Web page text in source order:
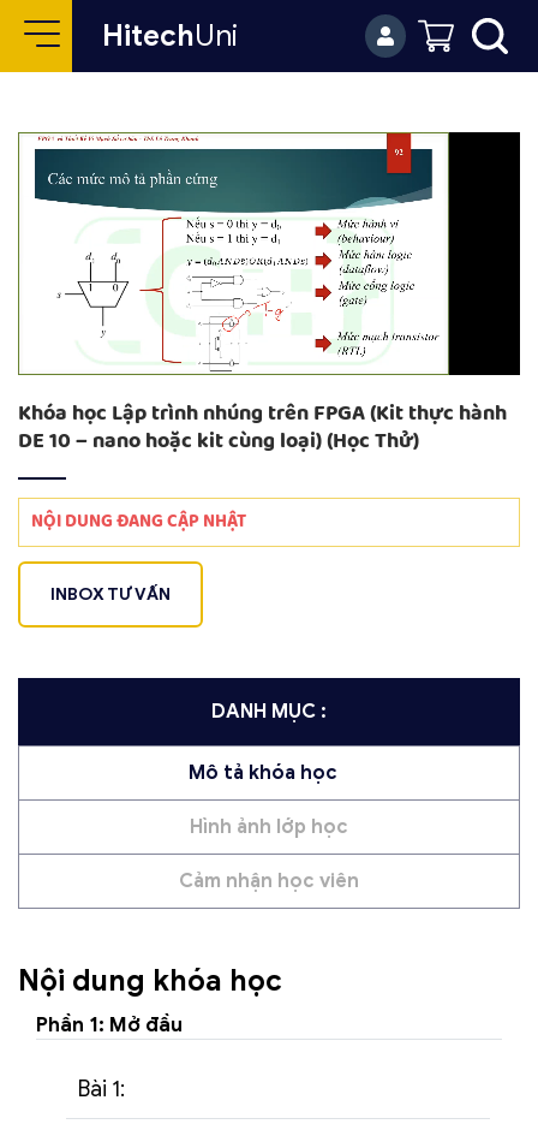
HitechUni
Khóa học Lập trình nhúng trên FPGA (Kit thực hành
DE 10 – nano hoặc kit cùng loại) (Học Thử)
NỘI DUNG ĐANG CẬP NHẬT
INBOX TƯ VẤN
DANH MỤC :
Mô tả khóa học
Hình ảnh lớp học
Cảm nhận học viên
Nội dung khóa học
Phần 1: Mở đầu
Bài 1: